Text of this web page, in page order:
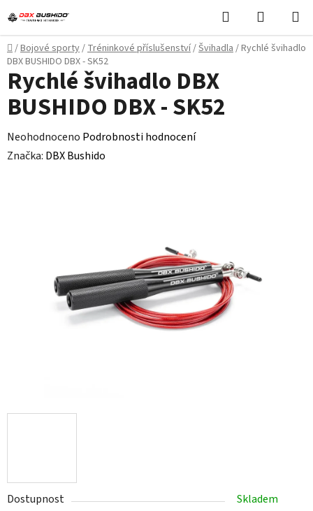
na
obsah
Hledat
KOŠÍK
Domů
/Bojové sporty/Tréninkové příslušenství/Švihadla/Rychlé švihadlo
DBX BUSHIDO DBX - SK52
Dostupnost
Skladem
Rychlé švihadlo DBX
BUSHIDO DBX - SK52
Průměrné
hodnocení
Neohodnoceno Podrobnosti hodnocení
Značka: DBX Bushido